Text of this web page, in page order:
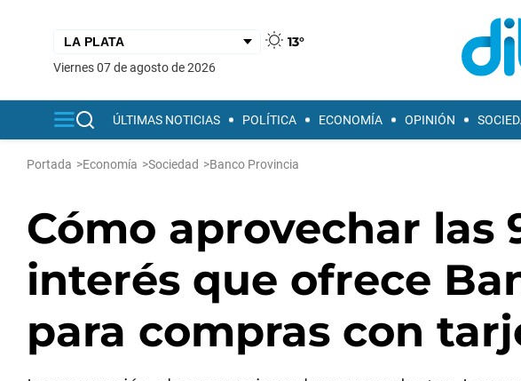
13°
viernes 07 de agosto de 2026
ÚLTIMAS NOTICIAS POLÍTICA ECONOMÍA OPINIÓN
Portada >Economía >Sociedad >Banco Provincia
Cómo aprovechar las
interés que ofrece
para compras con